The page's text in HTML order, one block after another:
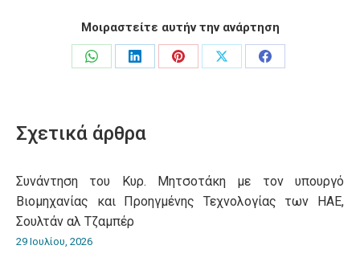
Μοιραστείτε αυτήν την ανάρτηση
Share
Share
Share
Share
Share
Σχετικά άρθρα
Συνάντηση του Κυρ. Μητσοτάκη με τον υπουργό
Βιομηχανίας και Προηγμένης Τεχνολογίας των ΗΑΕ,
Σουλτάν αλ Τζαμπέρ
29 Ιουλίου, 2026